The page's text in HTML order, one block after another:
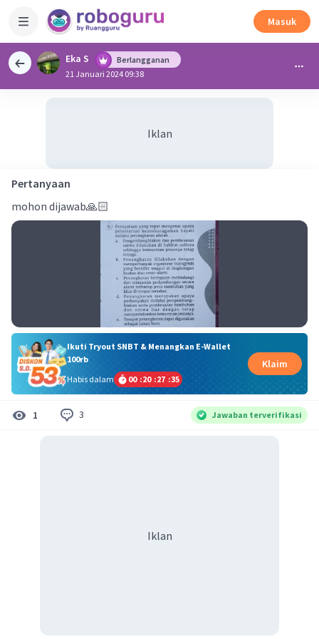
Masuk
Eka S
Berlangganan
21 Januari 2024 09:38
Iklan
Pertanyaan
mohon dijawab🙏🏻
Ikuti Tryout SNBT & Menangkan E-Wallet
100rb
Habis dalam
00 :20 :27 :35
Klaim
1 3 Jawaban terverifikasi
Iklan